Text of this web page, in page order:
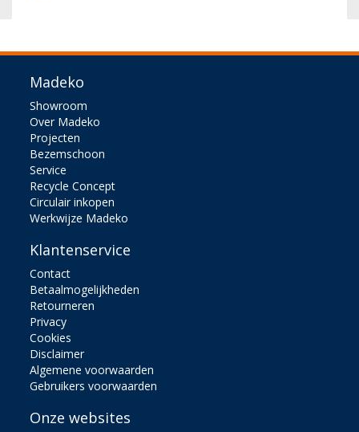
Madeko
Showroom
Over Madeko
Projecten
Bezemschoon
Service
Recycle Concept
Circulair inkopen
Werkwijze Madeko
Klantenservice
Contact
Betaalmogelijkheden
Retourneren
Privacy
Cookies
Disclaimer
Algemene voorwaarden
Gebruikers voorwaarden
Onze websites